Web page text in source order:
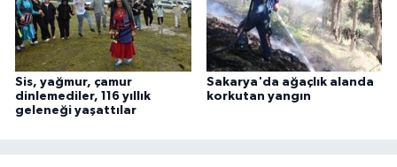
Sis, yağmur, çamur
dinlemediler, 116 yıllık
geleneği yaşattılar
Sakarya'da ağaçlık alanda
korkutan yangın